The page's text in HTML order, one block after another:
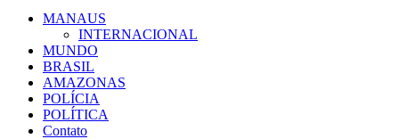
Japonês
Japão
mais
perto
MANAUS
INTERNACIONAL
MUNDO
BRASIL
AMAZONAS
POLÍCIA
POLÍTICA
Contato